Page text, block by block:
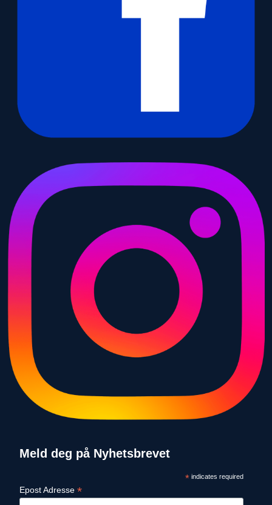
Meld deg på Nyhetsbrevet
*indicates required
Epost Adresse *